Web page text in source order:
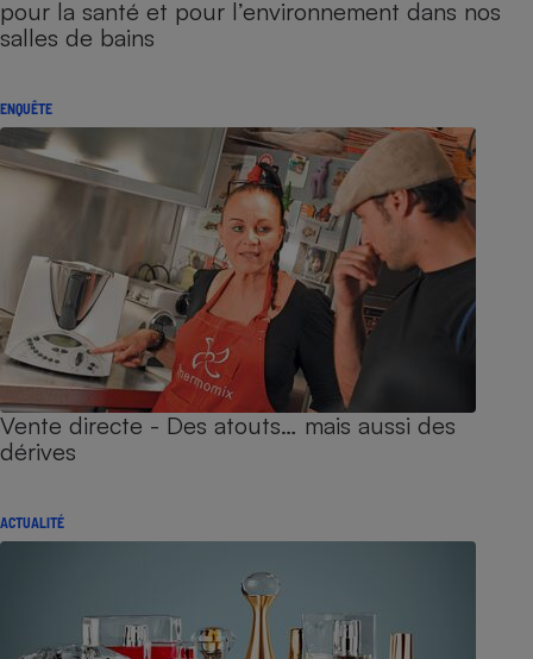
pour la santé et pour l’environnement dans nos
salles de bains
ENQUÊTE
Vente directe - Des atouts… mais aussi des
dérives
ACTUALITÉ